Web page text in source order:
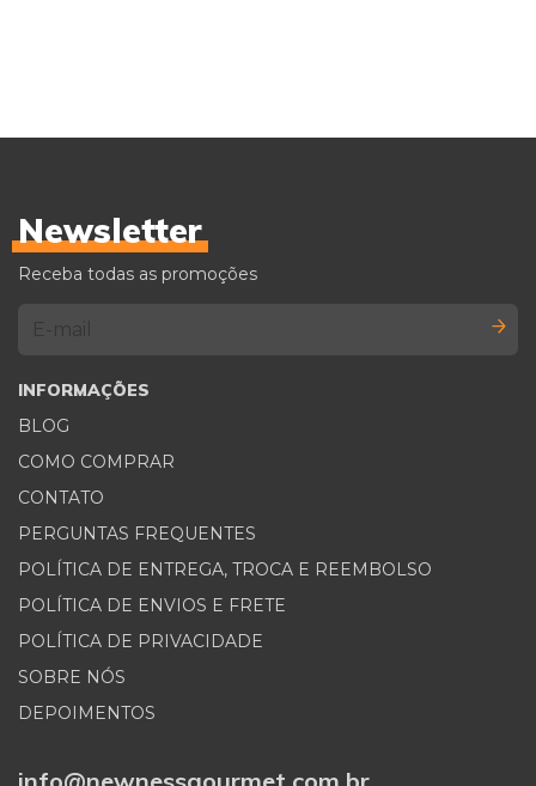
Newsletter
Receba todas as promoções
INFORMAÇÕES
BLOG
COMO COMPRAR
CONTATO
PERGUNTAS FREQUENTES
POLÍTICA DE ENTREGA, TROCA E REEMBOLSO
POLÍTICA DE ENVIOS E FRETE
POLÍTICA DE PRIVACIDADE
SOBRE NÓS
DEPOIMENTOS